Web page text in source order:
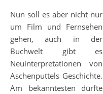
Nun soll es aber nicht nur
um Film und Fernsehen
gehen, auch in der
Buchwelt gibt es
Neuinterpretationen von
Aschenputtels Geschichte.
Am bekanntesten dürfte